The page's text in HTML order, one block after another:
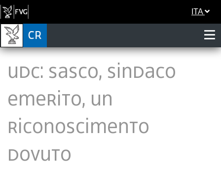
ITA
UDC: Sasco, sindaco
emerito, un
riconoscimento
dovuto